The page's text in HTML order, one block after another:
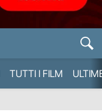
TUTTI I FILM